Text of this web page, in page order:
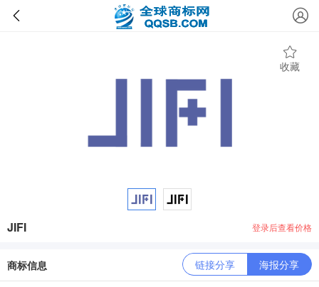
收藏
JIFI 登录后查看价格
商标信息 链接分享 海报分享